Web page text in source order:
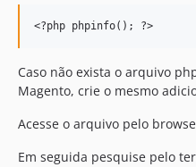
Caso não exista o arquivo
Magento, crie o mesmo
Acesse o arquivo pelo
Em seguida pesquise pelo